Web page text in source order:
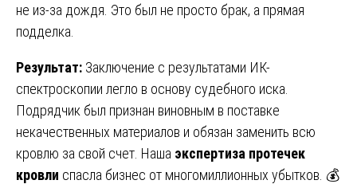
не из-за дождя. Это был не просто брак, а прямая
подделка.
Результат: Заключение с результатами ИК-
спектроскопии легло в основу судебного иска.
Подрядчик был признан виновным в поставке
некачественных материалов и обязан заменить всю
кровлю за свой счет. Наша экспертиза протечек
кровли спасла бизнес от многомиллионных убытков. 💰